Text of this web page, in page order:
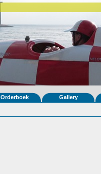
Orderboek Gallery